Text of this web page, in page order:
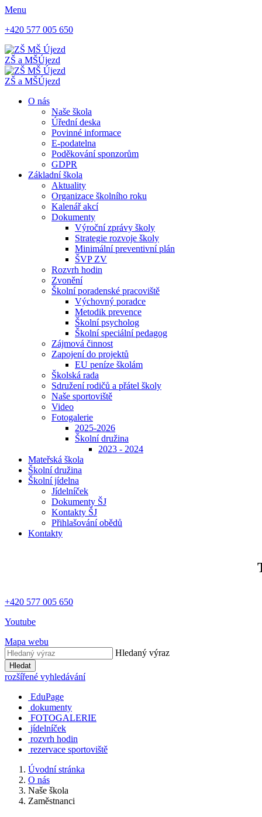
Menu
+420 577 005 650
ZŠ a MŠÚjezd
ZŠ a MŠÚjezd
O nás
Naše škola
Úřední deska
Povinné informace
E-podatelna
Poděkování sponzorům
GDPR
Základní škola
Aktuality
Organizace školního roku
Kalenář akcí
Dokumenty
Výroční zprávy školy
Strategie rozvoje školy
Minimální preventivní plán
ŠVP ZV
Rozvrh hodin
Zvonění
Školní poradenské pracoviště
Výchovný poradce
Metodik prevence
Školní psycholog
Školní speciální pedagog
Zájmová činnost
Zapojení do projektů
EU peníze školám
Školská rada
Sdružení rodičů a přátel školy
Naše sportoviště
Video
Fotogalerie
2025-2026
Školní družina
2023 - 2024
Mateřská škola
Školní družina
Školní jídelna
Jídelníček
Dokumenty ŠJ
Kontakty ŠJ
Přihlašování obědů
Kontakty
+420 577 005 650
Youtube
Mapa webu
Hledaný výraz
Hledat
rozšířené vyhledávání
EduPage
dokumenty
FOTOGALERIE
jídelníček
rozvrh hodin
rezervace sportoviště
Úvodní stránka
O nás
Naše škola
Zaměstnanci